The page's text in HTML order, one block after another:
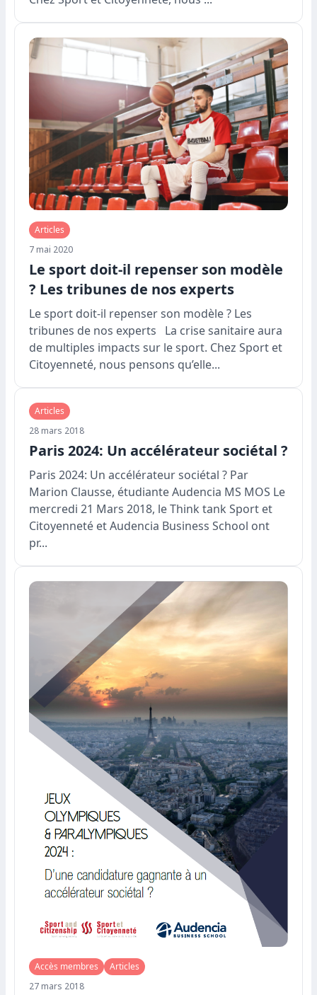
Articles
7 mai 2020
Le sport doit-il repenser son modèle
? Les tribunes de nos experts
Le sport doit-il repenser son modèle ? Les
tribunes de nos experts La crise sanitaire aura
de multiples impacts sur le sport. Chez Sport et
Citoyenneté, nous pensons qu’elle...
Articles
28 mars 2018
Paris 2024: Un accélérateur sociétal ?
Paris 2024: Un accélérateur sociétal ? Par
Marion Clausse, étudiante Audencia MS MOS Le
mercredi 21 Mars 2018, le Think tank Sport et
Citoyenneté et Audencia Business School ont
pr...
Accès membres
Articles
27 mars 2018